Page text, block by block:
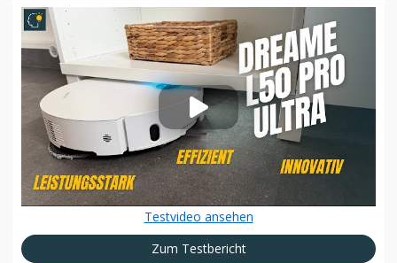
Testvideo ansehen
Zum Testbericht